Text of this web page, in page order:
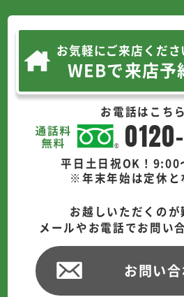
お気軽にご来店くださ
WEBで来店予
お電話はこち
平日土日祝OK！9:00
※年末年始は定休と
お越しいただくのが
メールやお電話でお問い
お問い